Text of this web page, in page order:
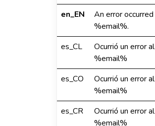
en_EN
An error
%email%.
es_CL
Ocurrió un error
%email%
es_CO
Ocurrió un error
%email%
es_CR
Ocurrió un error
%email%